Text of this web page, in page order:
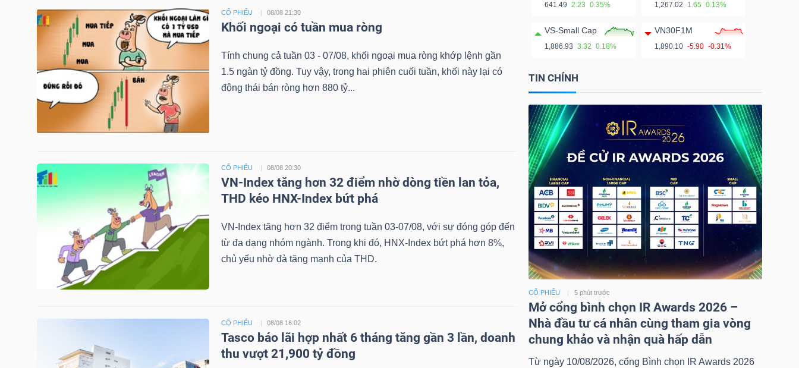
CỔ PHIẾU 08/08 21:30
Khối ngoại có tuần mua ròng
Tính chung cả tuần 03 - 07/08, khối ngoại mua ròng khớp lệnh gần
1.5 ngàn tỷ đồng. Tuy vậy, trong hai phiên cuối tuần, khối này lại có
động thái bán ròng hơn 880 tỷ...
CỔ PHIẾU 08/08 20:30
VN-Index tăng hơn 32 điểm nhờ dòng tiền lan tỏa,
THD kéo HNX-Index bứt phá
VN-Index tăng hơn 32 điểm trong tuần 03-07/08, với sự đóng góp đến
từ đa dạng nhóm ngành. Trong khi đó, HNX-Index bứt phá hơn 8%,
chủ yếu nhờ đà tăng mạnh của THD.
CỔ PHIẾU 08/08 16:02
Tasco báo lãi hợp nhất 6 tháng tăng gần 3 lần, doanh
thu vượt 21,900 tỷ đồng
641.49 2.23 0.35% 1,267.02 1.65 0.13%
VS-Small Cap
1,886.93 3.32 0.18%
VN30F1M
1,890.10 -5.90 -0.31%
TIN CHÍNH
CỔ PHIẾU 5 phút trước
Mở cổng bình chọn IR Awards 2026 –
Nhà đầu tư cá nhân cùng tham gia vòng
chung khảo và nhận quà hấp dẫn
Từ ngày 10/08/2026, cổng Bình chọn IR Awards 2026
MÔ
NGÀNH
PHIẾU